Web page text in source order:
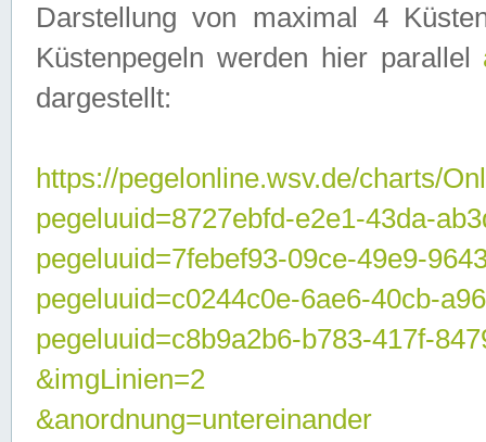
Darstellung von maximal 4
Küstenpegeln werden hier parallel
dargestellt:
https://pegelonline.wsv.de/charts/
pegeluuid=8727ebfd-e2e1-43da-
pegeluuid=7febef93-09ce-49e9-
pegeluuid=c0244c0e-6ae6-40cb-
pegeluuid=c8b9a2b6-b783-417f-
&imgLinien=2
&anordnung=untereinander